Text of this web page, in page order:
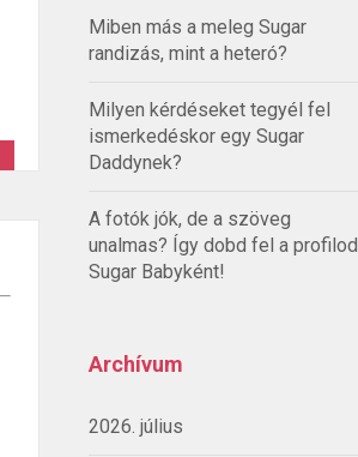
Miben más a meleg Sugar
randizás, mint a heteró?
Milyen kérdéseket tegyél fel
ismerkedéskor egy Sugar
Daddynek?
A fotók jók, de a szöveg
unalmas? Így dobd fel a profilod
Sugar Babyként!
Archívum
2026. július